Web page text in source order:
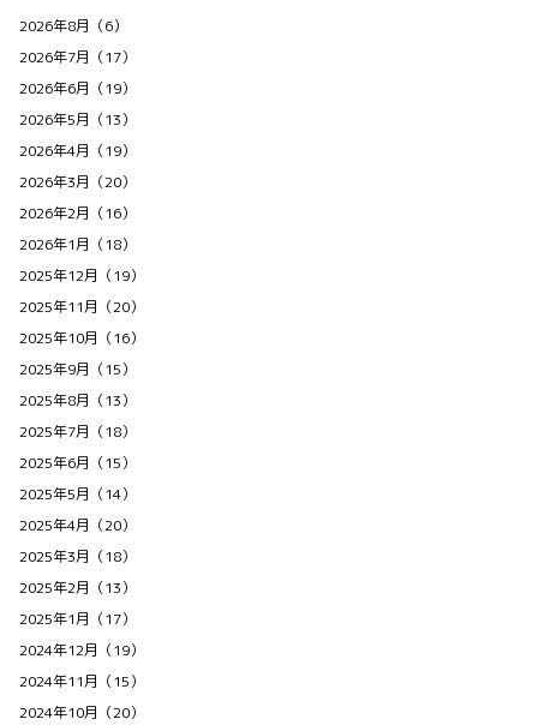
2026年8月（6）
2026年7月（17）
2026年6月（19）
2026年5月（13）
2026年4月（19）
2026年3月（20）
2026年2月（16）
2026年1月（18）
2025年12月（19）
2025年11月（20）
2025年10月（16）
2025年9月（15）
2025年8月（13）
2025年7月（18）
2025年6月（15）
2025年5月（14）
2025年4月（20）
2025年3月（18）
2025年2月（13）
2025年1月（17）
2024年12月（19）
2024年11月（15）
2024年10月（20）